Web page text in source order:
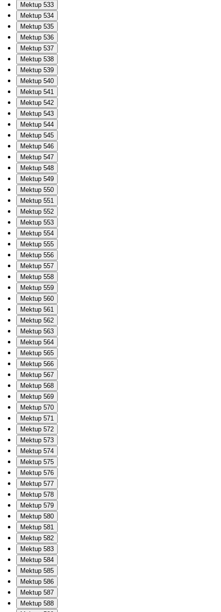
Mektup 533
Mektup 534
Mektup 535
Mektup 536
Mektup 537
Mektup 538
Mektup 539
Mektup 540
Mektup 541
Mektup 542
Mektup 543
Mektup 544
Mektup 545
Mektup 546
Mektup 547
Mektup 548
Mektup 549
Mektup 550
Mektup 551
Mektup 552
Mektup 553
Mektup 554
Mektup 555
Mektup 556
Mektup 557
Mektup 558
Mektup 559
Mektup 560
Mektup 561
Mektup 562
Mektup 563
Mektup 564
Mektup 565
Mektup 566
Mektup 567
Mektup 568
Mektup 569
Mektup 570
Mektup 571
Mektup 572
Mektup 573
Mektup 574
Mektup 575
Mektup 576
Mektup 577
Mektup 578
Mektup 579
Mektup 580
Mektup 581
Mektup 582
Mektup 583
Mektup 584
Mektup 585
Mektup 586
Mektup 587
Mektup 588